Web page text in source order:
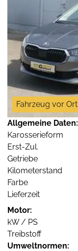
Fahrzeug vor Ort
Allgemeine Daten:
Karosserieform
Erst-Zul.
Getriebe
Kilometerstand
Farbe
Lieferzeit
Motor:
kW / PS
Treibstoff
Umweltnormen: